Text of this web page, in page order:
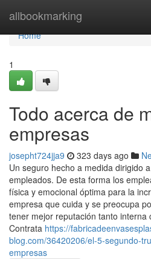
allbookmarking
Home
Home
1
Todo acerca de
empresas
josepht724jja9 323 days ago
Un seguro hecho a medida dirigido
empleados. De esta forma los
física y emocional óptima para la
empresa que cuida y se preocupa
tener mejor reputación tanto interna
Contrata https://
blog.com/36420206/el-5-segundo-
empresas